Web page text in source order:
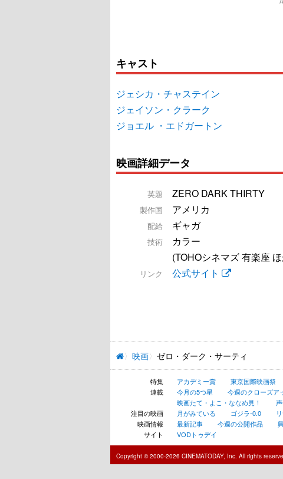
キャスト
ジェシカ・チャステイン
ジェイソン・クラーク
ジョエル ・エドガートン
映画詳細データ
英題 ZERO DARK THIRTY
製作国 アメリカ
配給 ギャガ
技術
カラー
(TOHOシネマズ 有楽座
リンク 公式サイト
映画 ゼロ・ダーク・サーティ
特集 アカデミー賞 東京国際映画祭
連載
今月の5つ星 今週のクローズア
映画たて・よこ・ななめ見！
注目の映画
月がみている ゴジラ-0.0
映画情報
最新記事 今週の公開作品
サイト
VODトゥデイ
Copyright © 2000-2026 CINEMATODAY, Inc. All rights